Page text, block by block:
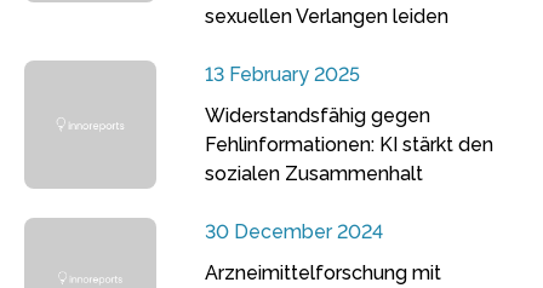
sexuellen Verlangen leiden
13 February 2025
Widerstandsfähig gegen
Fehlinformationen: KI stärkt den
sozialen Zusammenhalt
30 December 2024
Arzneimittelforschung mit